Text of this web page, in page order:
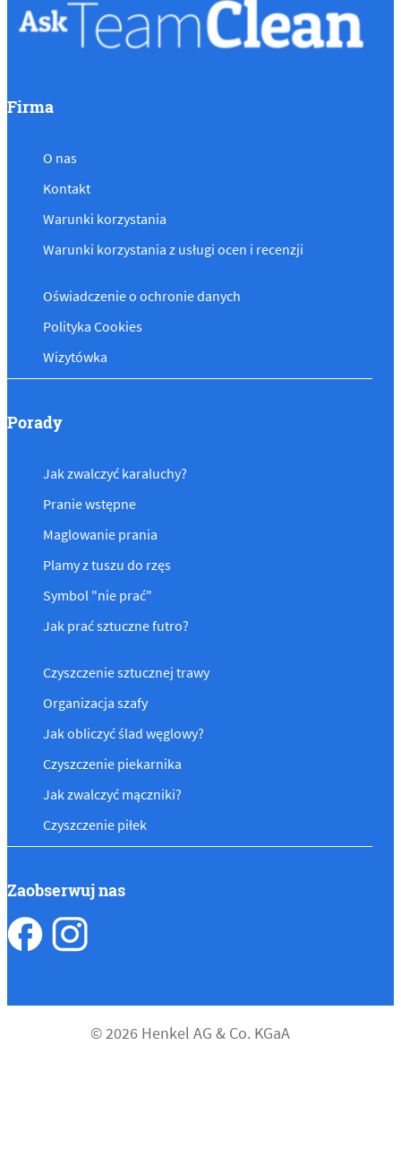
Firma
O nas
Kontakt
Warunki korzystania
Warunki korzystania z usługi ocen i recenzji
Oświadczenie o ochronie danych
Polityka Cookies
Wizytówka
Porady
Jak zwalczyć karaluchy?
Pranie wstępne
Maglowanie prania
Plamy z tuszu do rzęs
Symbol "nie prać"
Jak prać sztuczne futro?
Czyszczenie sztucznej trawy
Organizacja szafy
Jak obliczyć ślad węglowy?
Czyszczenie piekarnika
Jak zwalczyć mączniki?
Czyszczenie piłek
Zaobserwuj nas
© 2026 Henkel AG & Co. KGaA